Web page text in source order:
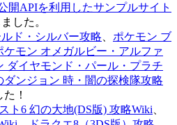
開APIを利用したサンプルサイト
した。
ド・シルバー攻略
ポケモン ブ
ケモン オメガルビー・アルファ
ダイヤモンド・パール・プラチ
ダンジョン 時・闇の探検隊攻略
！
ト6 幻の大地(DS版) 攻略Wiki